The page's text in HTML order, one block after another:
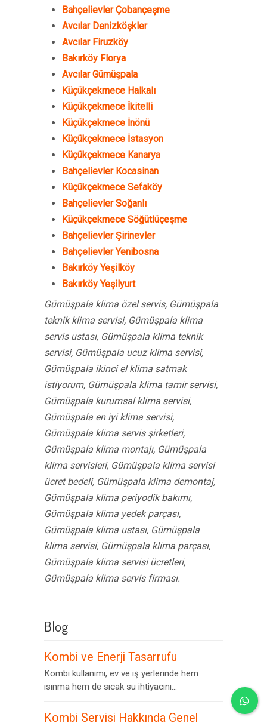
Bahçelievler Çobançeşme
Avcılar Denizköşkler
Avcılar Firuzköy
Bakırköy Florya
Avcılar Gümüşpala
Küçükçekmece Halkalı
Küçükçekmece İkitelli
Küçükçekmece İnönü
Küçükçekmece İstasyon
Küçükçekmece Kanarya
Bahçelievler Kocasinan
Küçükçekmece Sefaköy
Bahçelievler Soğanlı
Küçükçekmece Söğütlüçeşme
Bahçelievler Şirinevler
Bahçelievler Yenibosna
Bakırköy Yeşilköy
Bakırköy Yeşilyurt
Gümüşpala klima özel servis, Gümüşpala
teknik klima servisi, Gümüşpala klima
servis ustası, Gümüşpala klima teknik
servisi, Gümüşpala ucuz klima servisi,
Gümüşpala ikinci el klima satmak
istiyorum, Gümüşpala klima tamir servisi,
Gümüşpala kurumsal klima servisi,
Gümüşpala en iyi klima servisi,
Gümüşpala klima servis şirketleri,
Gümüşpala klima montajı, Gümüşpala
klima servisleri, Gümüşpala klima servisi
ücret bedeli, Gümüşpala klima demontaj,
Gümüşpala klima periyodik bakımı,
Gümüşpala klima yedek parçası,
Gümüşpala klima ustası, Gümüşpala
klima servisi, Gümüşpala klima parçası,
Gümüşpala klima servisi ücretleri,
Gümüşpala klima servis firması.
Blog
Kombi ve Enerji Tasarrufu
Kombi kullanımı, ev ve iş yerlerinde hem
ısınma hem de sıcak su ihtiyacını...
Kombi Servisi Hakkında Genel